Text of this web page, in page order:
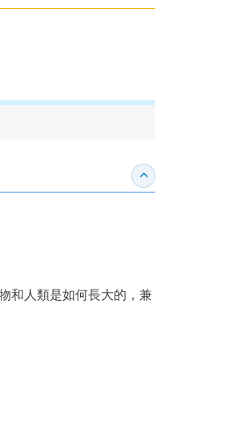
收合內容簡介
和人類是如何長大的，兼